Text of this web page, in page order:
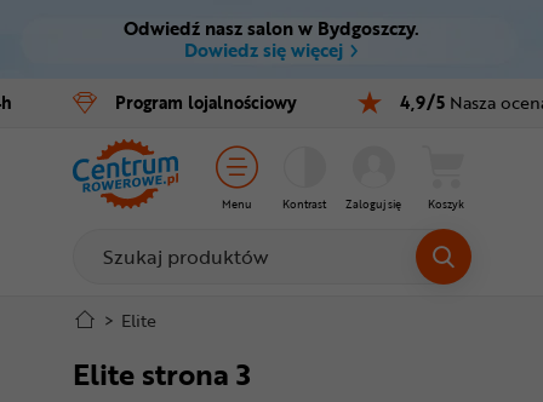
Ctrl M
Menu główne
Filtry
Produkty
Mapa strony
Odwiedź nasz salon w Bydgoszczy.
Dowiedz się więcej
Program lojalnościowy 4,9/5 Nasza
Menu Kontrast Zaloguj się Koszyk
Rowery
E-bike
Części
Akcesoria
Odzież
Kaski
> Elite
Elite strona 3